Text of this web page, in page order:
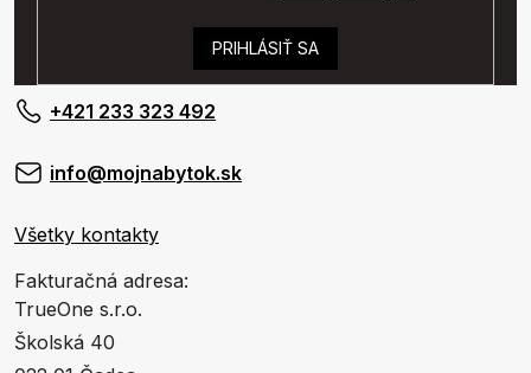
PRIHLÁSIŤ SA
+421 233 323 492
info@mojnabytok.sk
Všetky kontakty
Fakturačná adresa:
TrueOne s.r.o.
Školská 40